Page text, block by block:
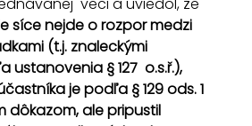
síce ­­nejde o rozpor medzi
(t.j. znaleckými
§ 127  o.s.ř.),
je podľa § 129 ods. 1
dôkazom, ale pripustil